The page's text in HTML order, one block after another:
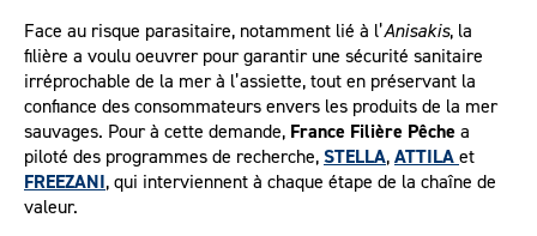
Face au risque parasitaire, notamment lié à l’Anisakis, la
filière a voulu oeuvrer pour garantir une sécurité sanitaire
irréprochable de la mer à l’assiette, tout en préservant la
confiance des consommateurs envers les produits de la mer
sauvages. Pour à cette demande, France Filière Pêche a
piloté des programmes de recherche,STELLA,ATTILAet
FREEZANI, qui interviennent à chaque étape de la chaîne de
valeur.